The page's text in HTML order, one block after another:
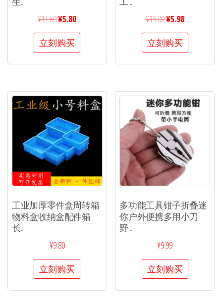
¥11.60¥5.80
立刻购买
¥13.00¥5.98
立刻购买
工业加厚零件盒周转箱
物料盒收纳盒配件箱
长...
¥9.80
立刻购买
多功能工具钳子折叠迷
你户外便携多用小刀
野...
¥9.99
立刻购买